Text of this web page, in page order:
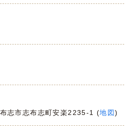
志市志布志町安楽2235-1 (地図)